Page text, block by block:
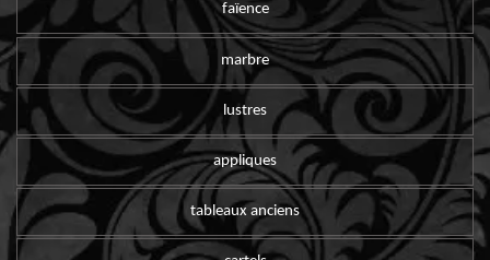
faïence
marbre
lustres
appliques
tableaux anciens